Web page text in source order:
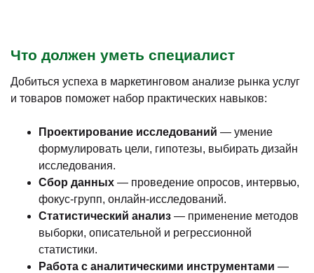
Что должен уметь специалист
Добиться успеха в маркетинговом анализе рынка услуг
и товаров поможет набор практических навыков:
Проектирование исследований — умение
формулировать цели, гипотезы, выбирать дизайн
исследования.
Сбор данных — проведение опросов, интервью,
фокус-групп, онлайн-исследований.
Статистический анализ — применение методов
выборки, описательной и регрессионной
статистики.
Работа с аналитическими инструментами —